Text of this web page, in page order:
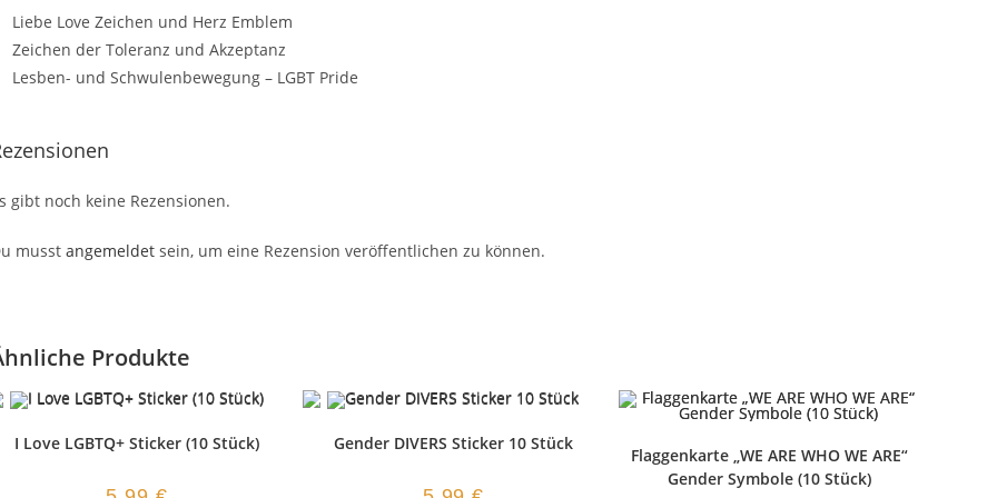
Liebe Love Zeichen und Herz Emblem
Zeichen der Toleranz und Akzeptanz
Lesben- und Schwulenbewegung – LGBT Pride
gibt noch keine Rezensionen.
musst angemeldet sein, um eine Rezension veröffentlichen zu können.
Produkte
I Love LGBTQ+ Sticker (10 Stück) Gender DIVERS Sticker 10 Stück
Flaggenkarte „WE ARE WHO WE ARE“
Gender Symbole (10 Stück)